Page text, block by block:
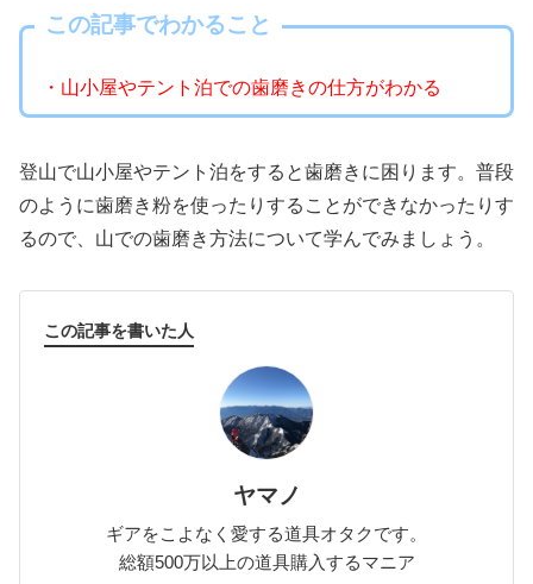
この記事でわかること
・山小屋やテント泊での歯磨きの仕方がわかる
登山で山小屋やテント泊をすると歯磨きに困ります。普段
のように歯磨き粉を使ったりすることができなかったりす
るので、山での歯磨き方法について学んでみましょう。
この記事を書いた人
ヤマノ
ギアをこよなく愛する道具オタクです。
総額500万以上の道具購入するマニア